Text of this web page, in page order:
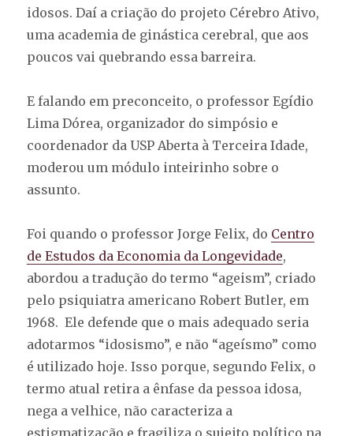
idosos. Daí a criação do projeto Cérebro Ativo,
uma academia de ginástica cerebral, que aos
poucos vai quebrando essa barreira.
E falando em preconceito, o professor Egídio
Lima Dórea, organizador do simpósio e
coordenador da USP Aberta à Terceira Idade,
moderou um módulo inteirinho sobre o
assunto.
Foi quando o professor Jorge Felix, do Centro
de Estudos da Economia da Longevidade,
abordou a tradução do termo “ageism”, criado
pelo psiquiatra americano Robert Butler, em
1968. Ele defende que o mais adequado seria
adotarmos “idosismo”, e não “ageísmo” como
é utilizado hoje. Isso porque, segundo Felix, o
termo atual retira a ênfase da pessoa idosa,
nega a velhice, não caracteriza a